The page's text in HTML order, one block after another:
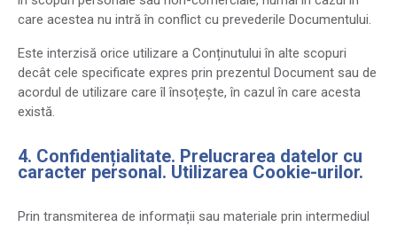
care acestea nu intră în conflict cu prevederile Documentului.
Este interzisă orice utilizare a Conținutului în alte scopuri
decât cele specificate expres prin prezentul Document sau de
acordul de utilizare care îl însoțește, în cazul în care acesta
există.
4. Confidențialitate. Prelucrarea datelor cu
caracter personal. Utilizarea Cookie-urilor.
Prin transmiterea de informații sau materiale prin intermediul